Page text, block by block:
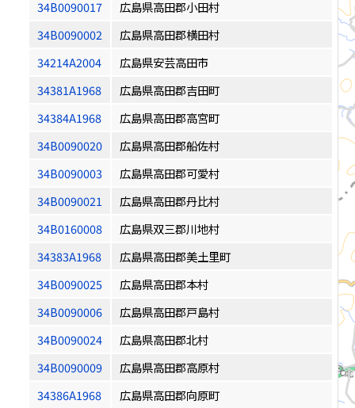
34B0090017
広島県高田郡小田村
34B0090002
広島県高田郡横田村
34214A2004
広島県安芸高田市
34381A1968
広島県高田郡吉田町
34384A1968
広島県高田郡高宮町
34B0090020
広島県高田郡船佐村
34B0090003
広島県高田郡可愛村
34B0090021
広島県高田郡丹比村
34B0160008
広島県双三郡川地村
34383A1968
広島県高田郡美土里町
34B0090025
広島県高田郡本村
34B0090006
広島県高田郡戸島村
34B0090024
広島県高田郡北村
34B0090009
広島県高田郡高原村
34386A1968
広島県高田郡向原町